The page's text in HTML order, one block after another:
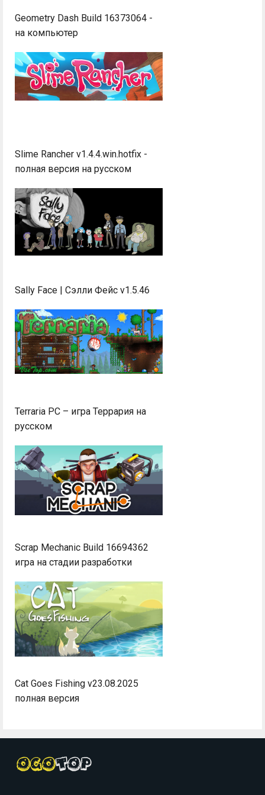
Geometry Dash Build 16373064 -
на компьютер
Slime Rancher v1.4.4.win.hotfix -
полная версия на русском
Sally Face | Сэлли Фейс v1.5.46
Terraria PC – игра Террария на
русском
Scrap Mechanic Build 16694362
игра на стадии разработки
Cat Goes Fishing v23.08.2025
полная версия